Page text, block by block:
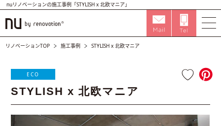
nuリノベーションの施工事例「STYLISH x 北欧マニア」
リノベーションTOP 施工事例 STYLISH x 北欧マニア
ECO
STYLISH x 北欧マニア